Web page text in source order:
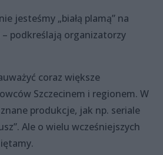
jesteśmy „białą plamą” na
podkreślają organizatorzy
coraz większe
Szczecinem i regionem. W
produkcje, jak np. seriale
Ale o wielu wcześniejszych